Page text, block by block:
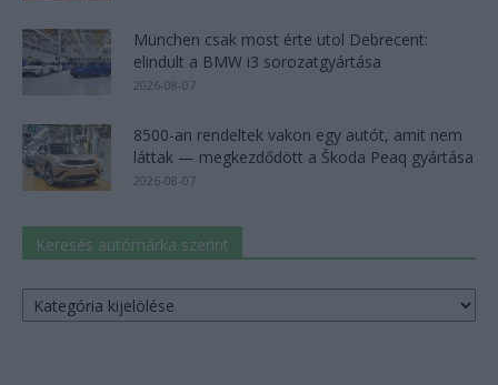
München csak most érte utol Debrecent:
elindult a BMW i3 sorozatgyártása
2026-08-07
8500-an rendeltek vakon egy autót, amit nem
láttak — megkezdődött a Škoda Peaq gyártása
2026-08-07
Keresés autómárka szerint
Keresés
autómárka